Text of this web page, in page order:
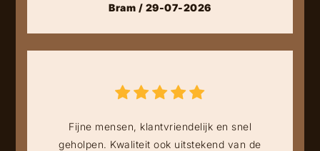
Bram / 29-07-2026
Fijne mensen, klantvriendelijk en snel
geholpen. Kwaliteit ook uitstekend van de